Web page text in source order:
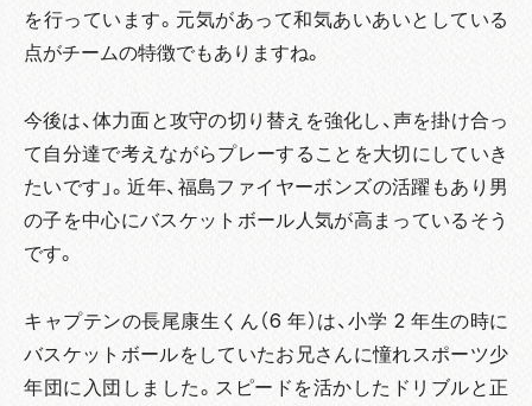
を行っています。元気があって和気あいあいとしている
点がチームの特徴でもありますね。
今後は、体力面と攻守の切り替えを強化し、声を掛け合っ
て自分達で考えながらプレーすることを大切にしていき
たいです」。近年、福島ファイヤーボンズの活躍もあり男
の子を中心にバスケットボール人気が高まっているそう
です。
キャプテンの長尾康生くん（6 年）は、小学 2 年生の時に
バスケットボールをしていたお兄さんに憧れスポーツ少
年団に入団しました。スピードを活かしたドリブルと正